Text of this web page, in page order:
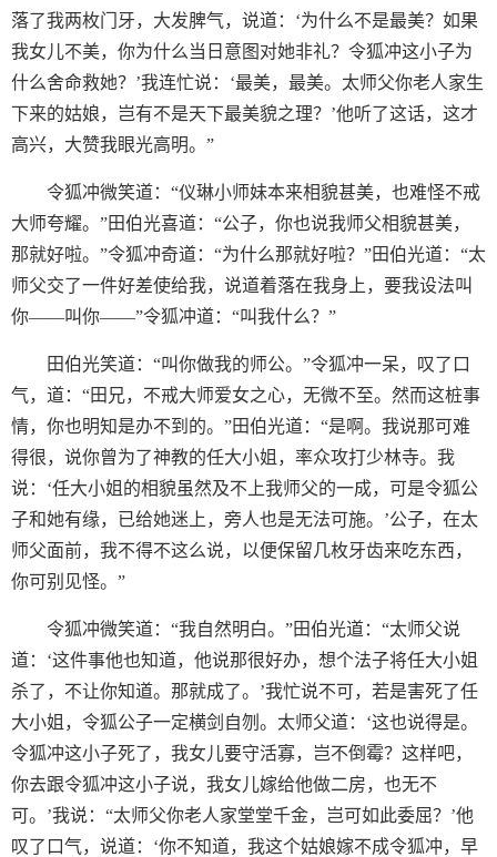
落了我两枚门牙，大发脾气，说道：‘为什么不是最美？如果
我女儿不美，你为什么当日意图对她非礼？令狐冲这小子为
什么舍命救她？’我连忙说：‘最美，最美。太师父你老人家生
下来的姑娘，岂有不是天下最美貌之理？’他听了这话，这才
高兴，大赞我眼光高明。”
令狐冲微笑道：“仪琳小师妹本来相貌甚美，也难怪不戒
大师夸耀。”田伯光喜道：“公子，你也说我师父相貌甚美，
那就好啦。”令狐冲奇道：“为什么那就好啦？”田伯光道：“太
师父交了一件好差使给我，说道着落在我身上，要我设法叫
你——叫你——”令狐冲道：“叫我什么？”
田伯光笑道：“叫你做我的师公。”令狐冲一呆，叹了口
气，道：“田兄，不戒大师爱女之心，无微不至。然而这桩事
情，你也明知是办不到的。”田伯光道：“是啊。我说那可难
得很，说你曾为了神教的任大小姐，率众攻打少林寺。我
说：‘任大小姐的相貌虽然及不上我师父的一成，可是令狐公
子和她有缘，已给她迷上，旁人也是无法可施。’公子，在太
师父面前，我不得不这么说，以便保留几枚牙齿来吃东西，
你可别见怪。”
令狐冲微笑道：“我自然明白。”田伯光道：“太师父说
道：‘这件事他也知道，他说那很好办，想个法子将任大小姐
杀了，不让你知道。那就成了。’我忙说不可，若是害死了任
大小姐，令狐公子一定横剑自刎。太师父道：‘这也说得是。
令狐冲这小子死了，我女儿要守活寡，岂不倒霉？这样吧，
你去跟令狐冲这小子说，我女儿嫁给他做二房，也无不
可。’我说：“太师父你老人家堂堂千金，岂可如此委屈？’他
叹了口气，说道：‘你不知道，我这个姑娘嫁不成令狐冲，早